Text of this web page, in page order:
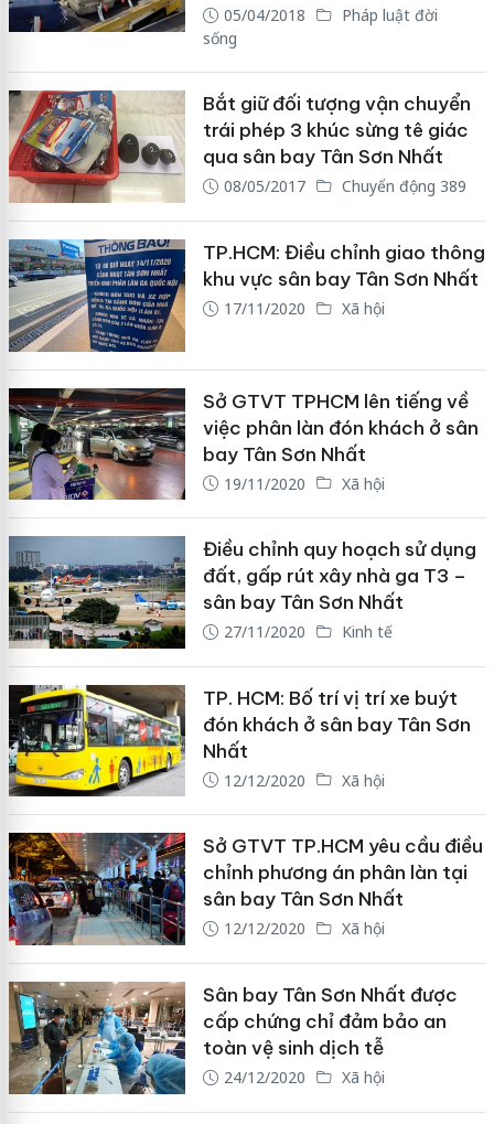
05/04/2018
Pháp luật đời
sống
Bắt giữ đối tượng vận chuyển
trái phép 3 khúc sừng tê giác
qua sân bay Tân Sơn Nhất
08/05/2017 Chuyển động 389
TP.HCM: Điều chỉnh giao thông
khu vực sân bay Tân Sơn Nhất
17/11/2020 Xã hội
Sở GTVT TPHCM lên tiếng về
việc phân làn đón khách ở sân
bay Tân Sơn Nhất
19/11/2020 Xã hội
Điều chỉnh quy hoạch sử dụng
đất, gấp rút xây nhà ga T3 –
sân bay Tân Sơn Nhất
27/11/2020 Kinh tế
TP. HCM: Bố trí vị trí xe buýt
đón khách ở sân bay Tân Sơn
Nhất
12/12/2020 Xã hội
Sở GTVT TP.HCM yêu cầu điều
chỉnh phương án phân làn tại
sân bay Tân Sơn Nhất
12/12/2020 Xã hội
Sân bay Tân Sơn Nhất được
cấp chứng chỉ đảm bảo an
toàn vệ sinh dịch tễ
24/12/2020 Xã hội